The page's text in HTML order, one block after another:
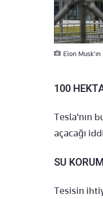
Elon
100
Tesla'nın
açacağı
SU
Tesisin